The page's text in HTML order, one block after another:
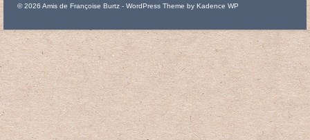
Passion
Ascension-Pentecôte
1 Corinthiens 15
Credo
© 2026 Amis de Françoise Burtz - WordPress Theme by Kadence WP